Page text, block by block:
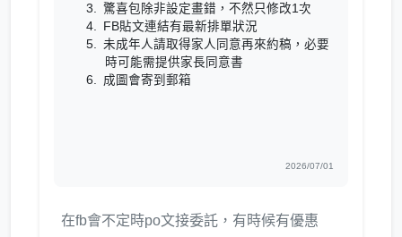
驚喜包除非設定畫錯，不然只修改1次
FB貼文連結有最新排單狀況
未成年人請取得家人同意再來約稿，必要
時可能需提供家長同意書
成圖會寄到郵箱
2026/07/01
在fb會不定時po文接委託，有時候有優惠